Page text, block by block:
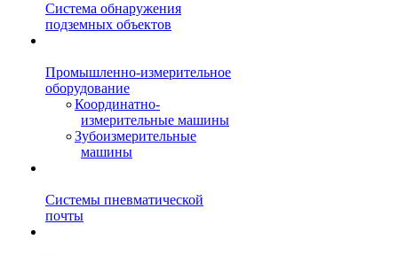
Система обнаружения
подземных объектов
Промышленно-измерительное
оборудование
Координатно-
измерительные машины
Зубоизмерительные
машины
Системы пневматической
почты